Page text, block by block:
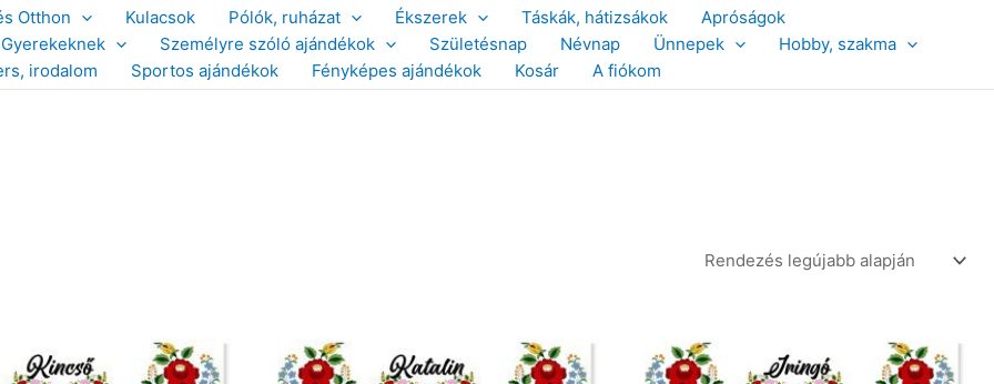
Otthon Kulacsok Pólók, ruházat Ékszerek Táskák, hátizsákok
Apróságok
Gyerekeknek Személyre szóló ajándékok Születésnap Névnap Ünnepek
Hobby, szakma
irodalom Sportos ajándékok Fényképes ajándékok Kosár A fiókom